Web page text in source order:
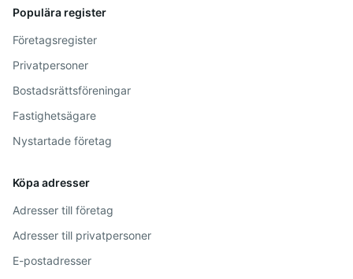
Populära register
Företagsregister
Privatpersoner
Bostadsrättsföreningar
Fastighetsägare
Nystartade företag
Köpa adresser
Adresser till företag
Adresser till privatpersoner
E-postadresser